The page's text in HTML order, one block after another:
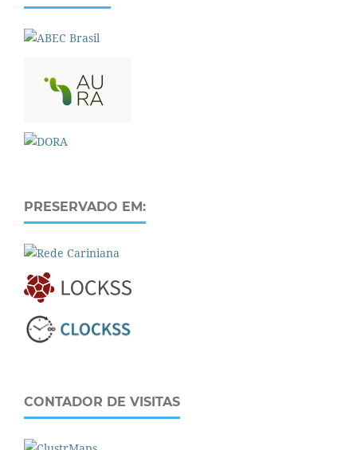
PRESERVADO EM:
CONTADOR DE VISITAS